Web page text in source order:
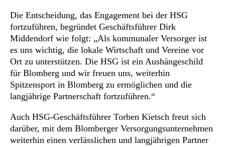
Die Entscheidung, das Engagement bei der HSG
fortzuführen, begründet Geschäftsführer Dirk
Middendorf wie folgt: „Als kommunaler Versorger ist
es uns wichtig, die lokale Wirtschaft und Vereine vor
Ort zu unterstützen. Die HSG ist ein Aushängeschild
für Blomberg und wir freuen uns, weiterhin
Spitzensport in Blomberg zu ermöglichen und die
langjährige Partnerschaft fortzuführen.“
Auch HSG-Geschäftsführer Torben Kietsch freut sich
darüber, mit dem Blomberger Versorgungsunternehmen
weiterhin einen verlässlichen und langjährigen Partner